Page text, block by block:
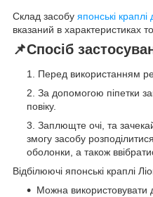
Склад засобу японські
вказаний в характеристиках
📌Спосіб
Перед використанням
За допомогою піпетки
повіку.
Заплющте очі, та
змогу засобу
оболонки, а також
Відбілюючі японські краплі
Можна використовувати